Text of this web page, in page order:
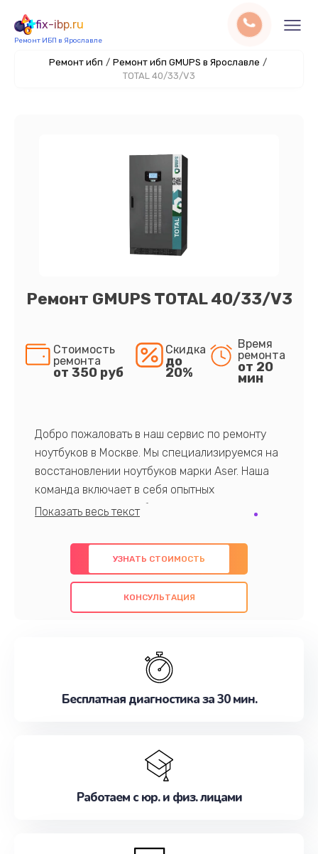
fix-ibp.ru
Ремонт ИБП в Ярославле
Ремонт ибп / Ремонт ибп GMUPS в Ярославле /
TOTAL 40/33/V3
Ремонт GMUPS TOTAL 40/33/V3
Стоимость
ремонта
от 350 руб
Скидка
до
20%
Время
ремонта
от 20
мин
Добро пожаловать в наш сервис по ремонту
ноутбуков в Москве. Мы специализируемся на
восстановлении ноутбуков марки Aser. Наша
команда включает в себя опытных
профессионалов с обширными знаниями и
предлагаем быстрый и качественный ремонт с
использованием оригинальных компонентов, а
также гарантируем качество всех
проведенных работ. Наша цель - предоставить
наилучшим образом. Не медлите записаться на
УЗНАТЬ СТОИМОСТЬ
КОНСУЛЬТАЦИЯ
Бесплатная диагностика за 30 мин.
Работаем с юр. и физ. лицами